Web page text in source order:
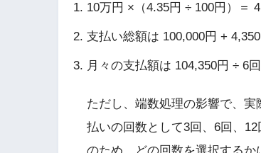
10万円 ×（4.35円 ÷ 100円）＝
支払い総額は 100,000円 +
月々の支払額は 104,350円 ÷ 6
ただし、端数処理の影響で、
払いの回数として3回、6回、